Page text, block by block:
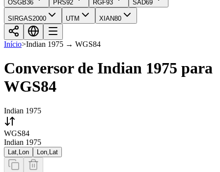
OSGB36 PRS92 RGF93 SAD69
SIRGAS2000 UTM XIAN80
Início>Indian 1975 → WGS84
Conversor de Indian 1975 para
WGS84
Indian 1975
WGS84
Indian 1975
Lat,Lon Lon,Lat